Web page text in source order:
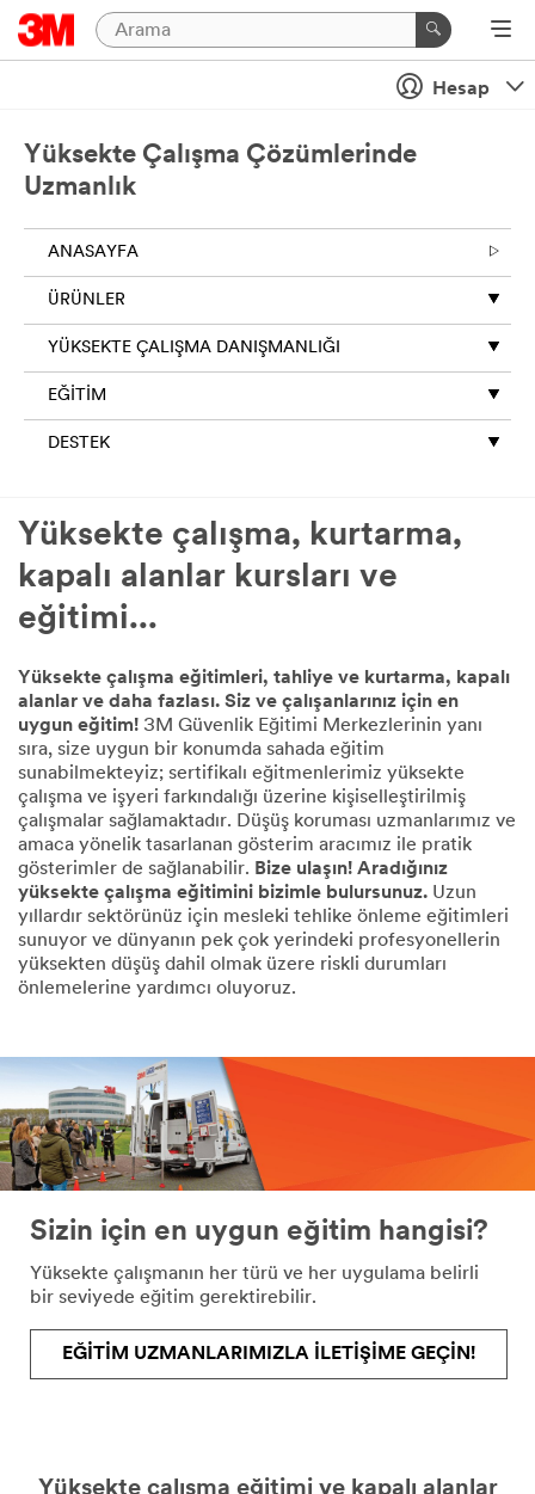
Hesap
Yüksekte Çalışma Çözümlerinde
Uzmanlık
ANASAYFA
ÜRÜNLER
YÜKSEKTE ÇALIŞMA DANIŞMANLIĞI
EĞITIM
DESTEK
Yüksekte çalışma, kurtarma,
kapalı alanlar kursları ve
eğitimi...
Yüksekte çalışma eğitimleri, tahliye ve kurtarma, kapalı
alanlar ve daha fazlası. Siz ve çalışanlarınız için en
uygun eğitim! 3M Güvenlik Eğitimi Merkezlerinin yanı
sıra, size uygun bir konumda sahada eğitim
sunabilmekteyiz; sertifikalı eğitmenlerimiz yüksekte
çalışma ve işyeri farkındalığı üzerine kişiselleştirilmiş
çalışmalar sağlamaktadır. Düşüş koruması uzmanlarımız ve
amaca yönelik tasarlanan gösterim aracımız ile pratik
gösterimler de sağlanabilir. Bize ulaşın! Aradığınız
yüksekte çalışma eğitimini bizimle bulursunuz. Uzun
yıllardır sektörünüz için mesleki tehlike önleme eğitimleri
sunuyor ve dünyanın pek çok yerindeki profesyonellerin
yüksekten düşüş dahil olmak üzere riskli durumları
önlemelerine yardımcı oluyoruz.
Sizin için en uygun eğitim hangisi?
Yüksekte çalışmanın her türü ve her uygulama belirli
bir seviyede eğitim gerektirebilir.
EĞITIM UZMANLARIMIZLA ILETIŞIME GEÇIN!
Yüksekte çalışma eğitimi ve kapalı alanlar